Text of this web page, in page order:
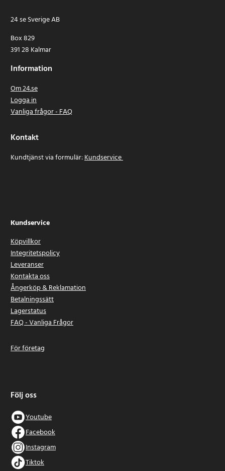
24 se Sverige AB
Box 829
391 28 Kalmar
Information
Om 24.se
Logga in
Vanliga frågor - FAQ
Kontakt
Kundtjänst via formulär:Kundservice
Kundservice
Köpvillkor
Integritetspolicy
Leveranser
Kontakta oss
Ångerköp & Reklamation
Betalningssätt
Lagerstatus
FAQ - Vanliga Frågor
För företag
Följ oss
Youtube
Facebook
Instagram
Tiktok